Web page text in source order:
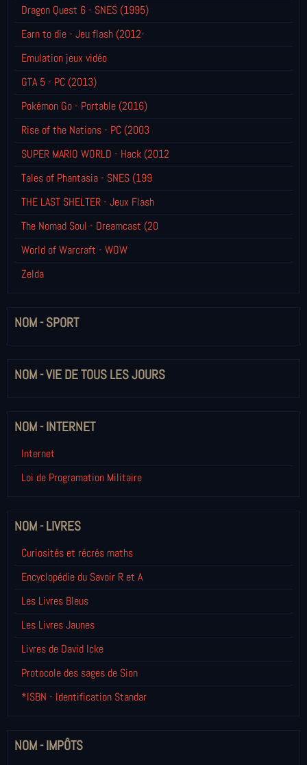
Dragon Quest 6 - SNES (1995)
Earn to die - Jeu flash (2012-
Emulation jeux vidéo
GTA 5 - PC (2013)
Pokémon Go - Portable (2016)
Rise of the Nations - PC (2003
SUPER MARIO WORLD - Hack (2012
Tales of Phantasia - SNES (199
THE LAST SHELTER - Jeux Flash
The Nomad Soul - Dreamcast (20
World of Warcraft - WOW
Zelda
NOM - SPORT
NOM - VIE DE TOUS LES JOURS
NOM - INTERNET
Internet
Loi de Programation Militaire
NOM - LIVRES
Curiosités et récrés maths
Encyclopédie du Savoir R et A
Les Livres Bleus
Les Livres Jaunes
Livres de David Icke
Protocole des sages de Sion
*ISBN - Identification Standar
NOM - IMPÔTS